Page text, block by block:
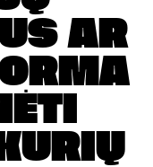
AR
KURIŲ